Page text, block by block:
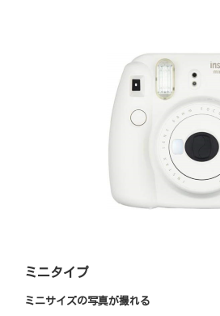
ミニタイプ
ミニサイズの写真が撮れる